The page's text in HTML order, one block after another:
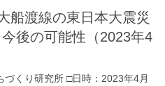
船渡線の東日本大震災
後の可能性（2023年4
くり研究所 □日時：2023年4月